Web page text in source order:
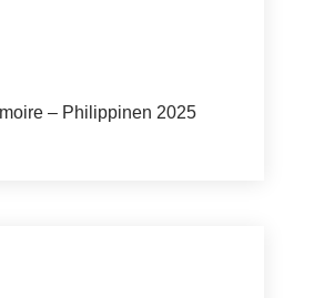
– Philippinen 2025